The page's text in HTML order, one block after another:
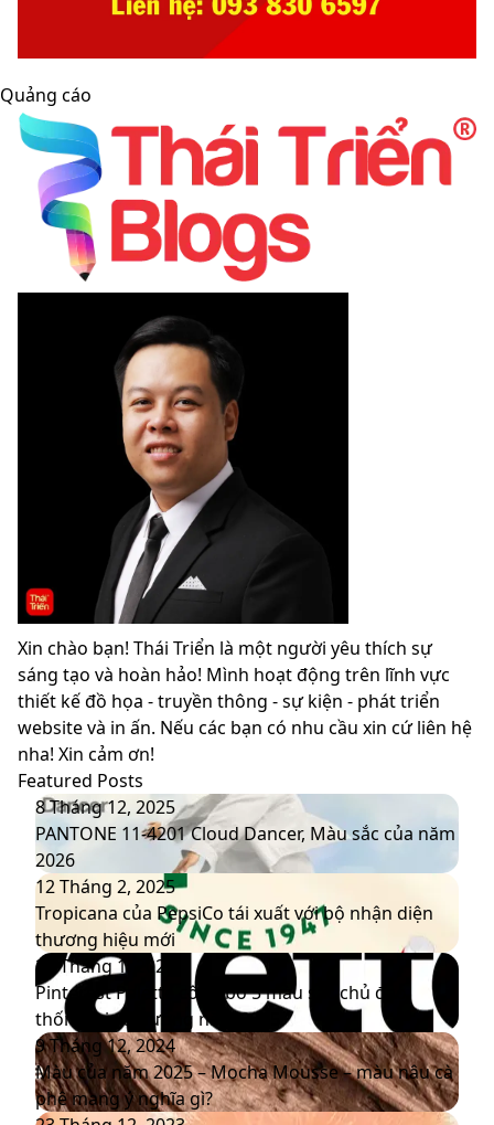
Quảng cáo
Xin chào bạn! Thái Triển là một người yêu thích sự
sáng tạo và hoàn hảo! Mình hoạt động trên lĩnh vực
thiết kế đồ họa - truyền thông - sự kiện - phát triển
website và in ấn. Nếu các bạn có nhu cầu xin cứ liên hệ
nha! Xin cảm ơn!
Featured Posts
PANTONE
11-
4201
Cloud
Dancer,
Màu
sắc
của
năm
2026
8 Tháng 12, 2025
PANTONE 11-4201 Cloud Dancer, Màu sắc của năm
2026
Tropicana
của
PepsiCo
tái
xuất
với
bộ
nhận
diện
12 Tháng 2, 2025
Tropicana của PepsiCo tái xuất với bộ nhận diện
thương hiệu mới
Pinterest
Palette
công
bố
5
màu
20 Tháng 1, 2025
Pinterest Palette công bố 5 màu sắc chủ đạo
thống trị xu hướng năm 2025
Màu
của
năm
9 Tháng 12, 2024
Màu của năm 2025 – Mocha Mousse – màu nâu cà
phê mang ý nghĩa gì?